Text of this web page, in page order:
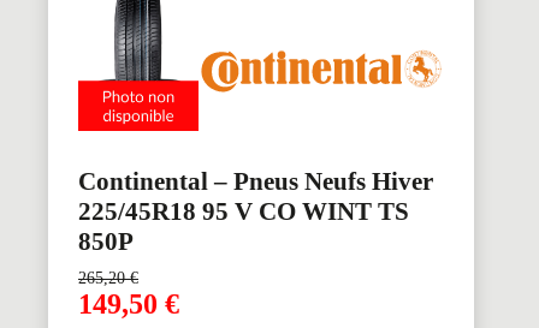
Continental – Pneus Neufs Hiver
225/45R18 95 V CO WINT TS
850P
265,20€
149,50 €